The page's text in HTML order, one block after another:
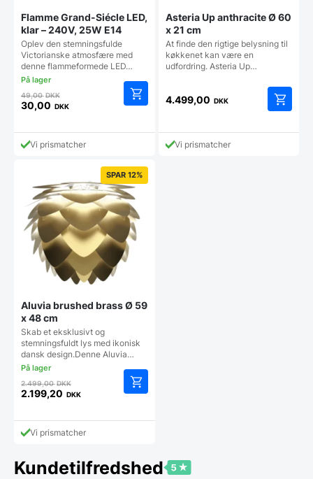
Flamme Grand-Siécle LED,
klar – 240V, 25W E14
Oplev den stemningsfulde
Victorianske atmosfære med
denne flammeformede LED…
49,00DKKDen
oprindelige
var:
49,00 DKK.
30,00 DKK
aktuelle
prisVi prismatcher
Asteria Up anthracite Ø 60
x 21 cm
At finde den rigtige belysning til
køkkenet kan være en
udfordring. Asteria Up…
4.499,00 DKK
Vi prismatcher
SPAR 12%
Aluvia brushed brass Ø 59
x 48 cm
Skab et eksklusivt og
stemningsfuldt lys med ikonisk
dansk design.Denne Aluvia…
2.499,00DKKDen
oprindelige
var:
2.499,00 DKK.
2.199,20 DKK
aktuelle
prisVi prismatcher
Kundetilfredshed